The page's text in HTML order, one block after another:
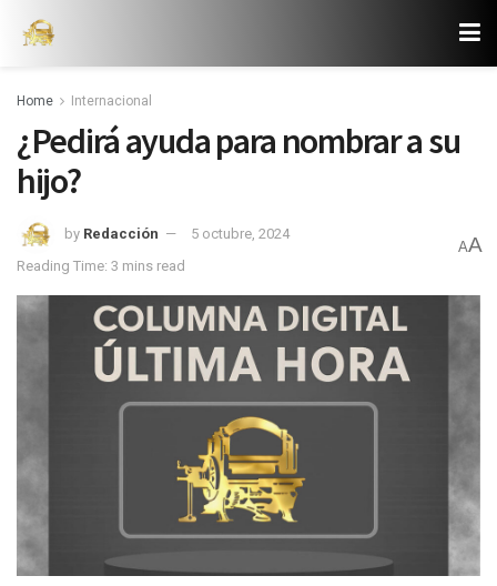
Home Internacional
¿Pedirá ayuda para nombrar a su
hijo?
by Redacción
5 octubre, 2024
Reading Time: 3 mins read
AA